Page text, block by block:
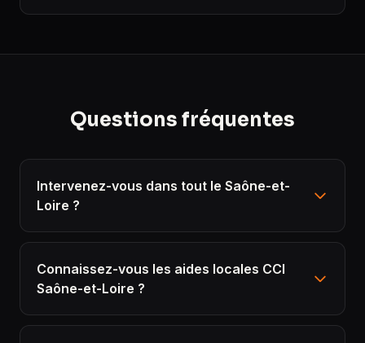
Questions fréquentes
Intervenez-vous dans tout le Saône-et-
Loire ?
Connaissez-vous les aides locales CCI
Saône-et-Loire ?